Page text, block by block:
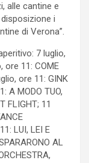
alle cantine e
i
di Verona”.
7 luglio,
ore 11: COME
ore 11: GINK
A MODO TUO,
FLIGHT; 11
LUI, LEI E
AL